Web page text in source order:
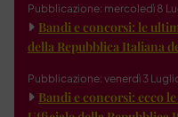
Pubblicazione: mercoledì 8
Bandi e concorsi: le
della Repubblica Italiana
Pubblicazione: venerdì 3
Bandi e concorsi: ecco